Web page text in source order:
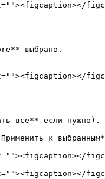
выбрано.
все** если нужно).
к